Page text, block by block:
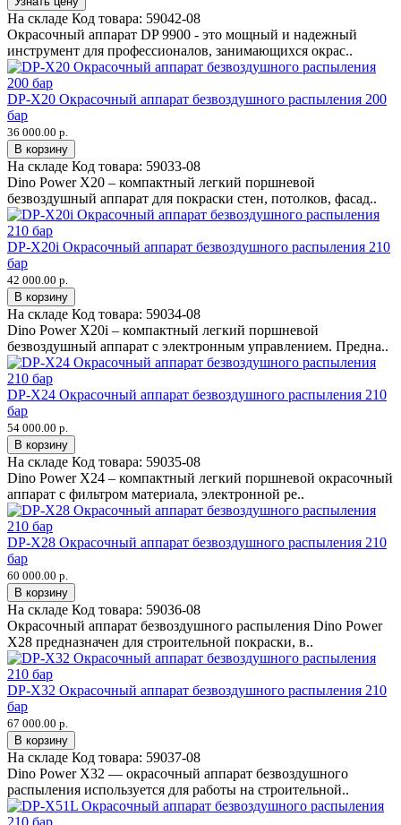
На складе Код товара: 59042-08
Окрасочный аппарат DP 9900 - это мощный и надежный
инструмент для профессионалов, занимающихся окрас..
DP-X20 Окрасочный аппарат безвоздушного распыления 200
бар
36 000.00 р.
В корзину
На складе Код товара: 59033-08
Dino Power X20 – компактный легкий поршневой
безвоздушный аппарат для покраски стен, потолков, фасад..
DP-X20i Окрасочный аппарат безвоздушного распыления 210
бар
42 000.00 р.
В корзину
На складе Код товара: 59034-08
Dino Power X20i – компактный легкий поршневой
безвоздушный аппарат c электронным управлением. Предна..
DP-X24 Окрасочный аппарат безвоздушного распыления 210
бар
54 000.00 р.
В корзину
На складе Код товара: 59035-08
Dino Power X24 – компактный легкий поршневой окрасочный
аппарат с фильтром материала, электронной ре..
DP-X28 Окрасочный аппарат безвоздушного распыления 210
бар
60 000.00 р.
В корзину
На складе Код товара: 59036-08
Окрасочный аппарат безвоздушного распыления Dino Power
X28 предназначен для строительной покраски, в..
DP-X32 Окрасочный аппарат безвоздушного распыления 210
бар
67 000.00 р.
В корзину
На складе Код товара: 59037-08
Dino Power X32 — окрасочный аппарат безвоздушного
распыления используется для работы на строительной..